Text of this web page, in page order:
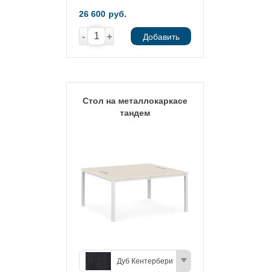
26 600 руб.
- + Добавить
Стол на металлокаркасе
тандем
Дуб Кентербери